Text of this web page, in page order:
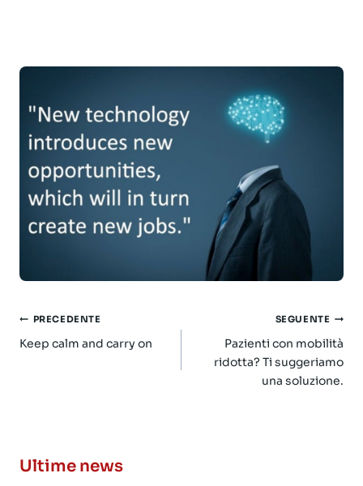
Navigazione
articoli
PRECEDENTE
Keep calm and carry on
SEGUENTE
Pazienti con mobilità
ridotta? Ti suggeriamo
una soluzione.
Ultime news